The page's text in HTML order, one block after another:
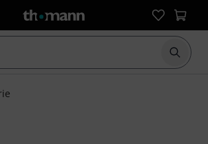
Začít